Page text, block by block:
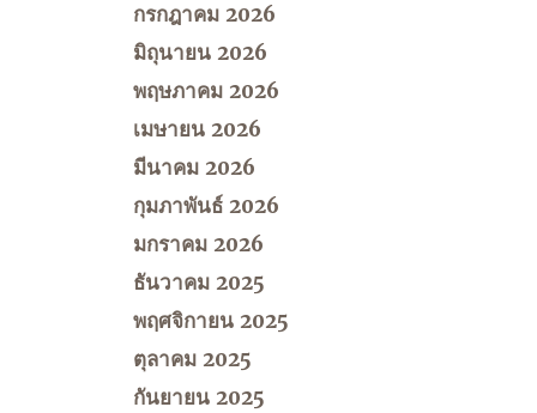
กรกฎาคม 2026
มิถุนายน 2026
พฤษภาคม 2026
เมษายน 2026
มีนาคม 2026
กุมภาพันธ์ 2026
มกราคม 2026
ธันวาคม 2025
พฤศจิกายน 2025
ตุลาคม 2025
กันยายน 2025